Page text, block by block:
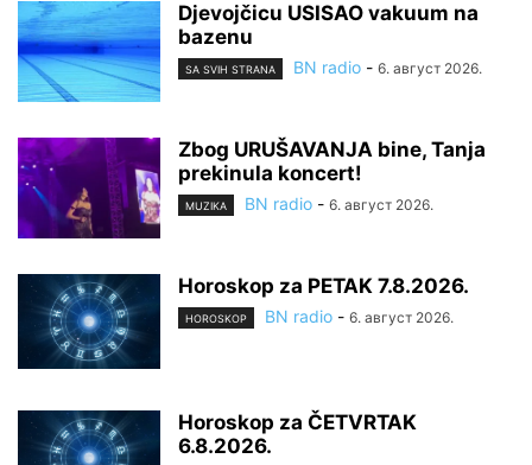
Djevojčicu USISAO vakuum na
bazenu
SA SVIH STRANA BN radio - 6. август 2026.
Zbog URUŠAVANJA bine, Tanja
prekinula koncert!
MUZIKA BN radio - 6. август 2026.
Horoskop za PETAK 7.8.2026.
HOROSKOP BN radio - 6. август 2026.
Horoskop za ČETVRTAK
6.8.2026.